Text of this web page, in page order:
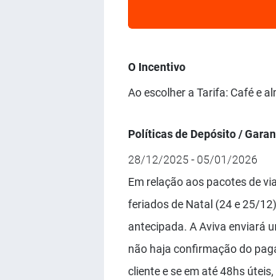
O Incentivo
Ao escolher a Tarifa: Café e
Políticas de Depósito /
28/12/2025 - 05/01/2026
Em relação aos pacotes de
feriados de Natal (24 e 25/
antecipada. A Aviva enviará
não haja confirmação do
cliente e se em até 48hs